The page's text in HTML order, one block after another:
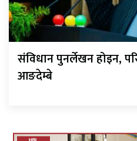
संविधान पुनर्लेखन होइन,
आङदेम्बे